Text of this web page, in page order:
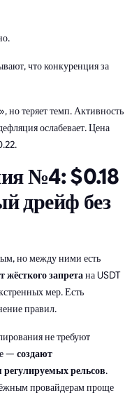
что конкуренция за
но теряет темп. Активность
ослабевает. Цена
№4: $0.18
дрейф без
но между ними есть
жёсткого запретана USDT
мер. Есть
правил.
не требуют
— создают
рельсов.
провайдерам проще